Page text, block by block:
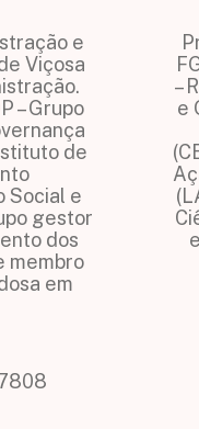
e
Viçosa
– Grupo
de
Social e
gestor
dos
membro
em
–
e